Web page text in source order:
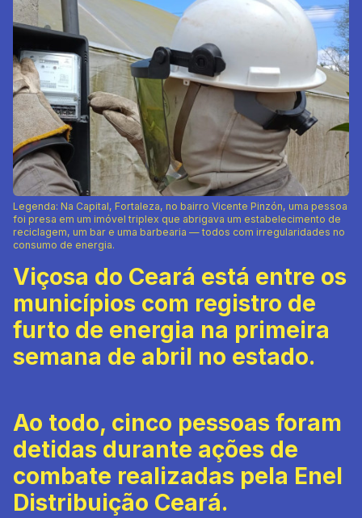
Legenda: Na Capital, Fortaleza, no bairro Vicente Pinzón, uma pessoa
foi presa em um imóvel triplex que abrigava um estabelecimento de
reciclagem, um bar e uma barbearia — todos com irregularidades no
consumo de energia.
Viçosa do Ceará está entre os
municípios com registro de
furto de energia na primeira
semana de abril no estado.
Ao todo, cinco pessoas foram
detidas durante ações de
combate realizadas pela Enel
Distribuição Ceará.